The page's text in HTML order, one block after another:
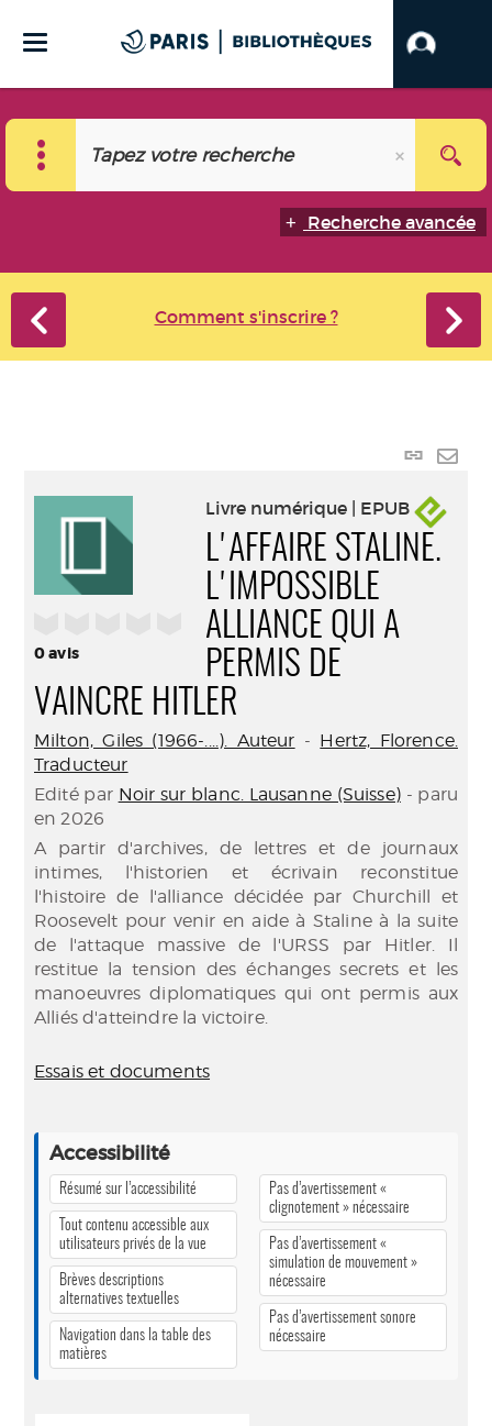
Recherche avancée
Comment s'inscrire ?
Lien
0avis
Livre numérique | EPUB
L'AFFAIRE STALINE.
L'IMPOSSIBLE
ALLIANCE QUI A
PERMIS DE
VAINCRE HITLER
Milton, Giles (1966-....). Auteur - Hertz, Florence.
Traducteur
Edité par Noir sur blanc. Lausanne (Suisse)- paru
en 2026
A partir d'archives, de lettres et de journaux
intimes, l'historien et écrivain reconstitue
l'histoire de l'alliance décidée par Churchill et
Roosevelt pour venir en aide à Staline à la suite
de l'attaque massive de l'URSS par Hitler. Il
restitue la tension des échanges secrets et les
manoeuvres diplomatiques qui ont permis aux
Alliés d'atteindre la victoire.
Essais et documents
Accessibilité
Résumé sur l’accessibilité
Tout contenu accessible aux
utilisateurs privés de la vue
Brèves descriptions
alternatives textuelles
Navigation dans la table des
matières
Pas d’avertissement «
clignotement » nécessaire
Pas d’avertissement «
simulation de mouvement »
nécessaire
Pas d’avertissement sonore
nécessaire